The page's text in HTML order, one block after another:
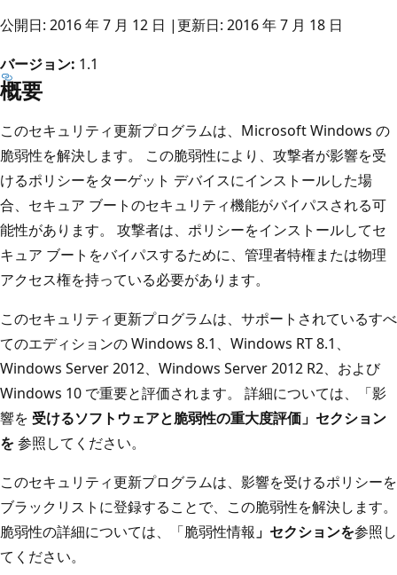
公開日: 2016 年 7 月 12 日 |更新日: 2016 年 7 月 18 日
バージョン: 1.1
概要
このセキュリティ更新プログラムは、Microsoft Windows の
脆弱性を解決します。 この脆弱性により、攻撃者が影響を受
けるポリシーをターゲット デバイスにインストールした場
合、セキュア ブートのセキュリティ機能がバイパスされる可
能性があります。 攻撃者は、ポリシーをインストールしてセ
キュア ブートをバイパスするために、管理者特権または物理
アクセス権を持っている必要があります。
このセキュリティ更新プログラムは、サポートされているすべ
てのエディションの Windows 8.1、Windows RT 8.1、
Windows Server 2012、Windows Server 2012 R2、および
Windows 10 で重要と評価されます。 詳細については、「影
響を 受けるソフトウェアと脆弱性の重大度評価」セクション
を参照してください。
このセキュリティ更新プログラムは、影響を受けるポリシーを
ブラックリストに登録することで、この脆弱性を解決します。
脆弱性の詳細については、「脆弱性情報 」セクションを参照し
てください。